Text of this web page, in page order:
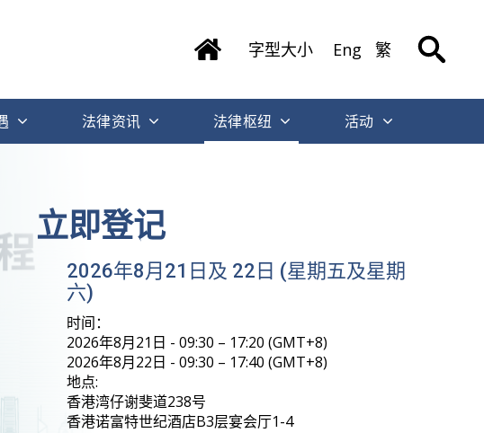
字型大小 Eng 繁
法律资讯 法律枢纽 活动
立即登记
2026年8月21日及 22日 (星期五及星期
六)
时间：
2026年8月21日 - 09:30 – 17:20 (GMT+8)
2026年8月22日 - 09:30 – 17:40 (GMT+8)
地点:
香港湾仔谢斐道238号
香港诺富特世纪酒店B3层宴会厅1-4